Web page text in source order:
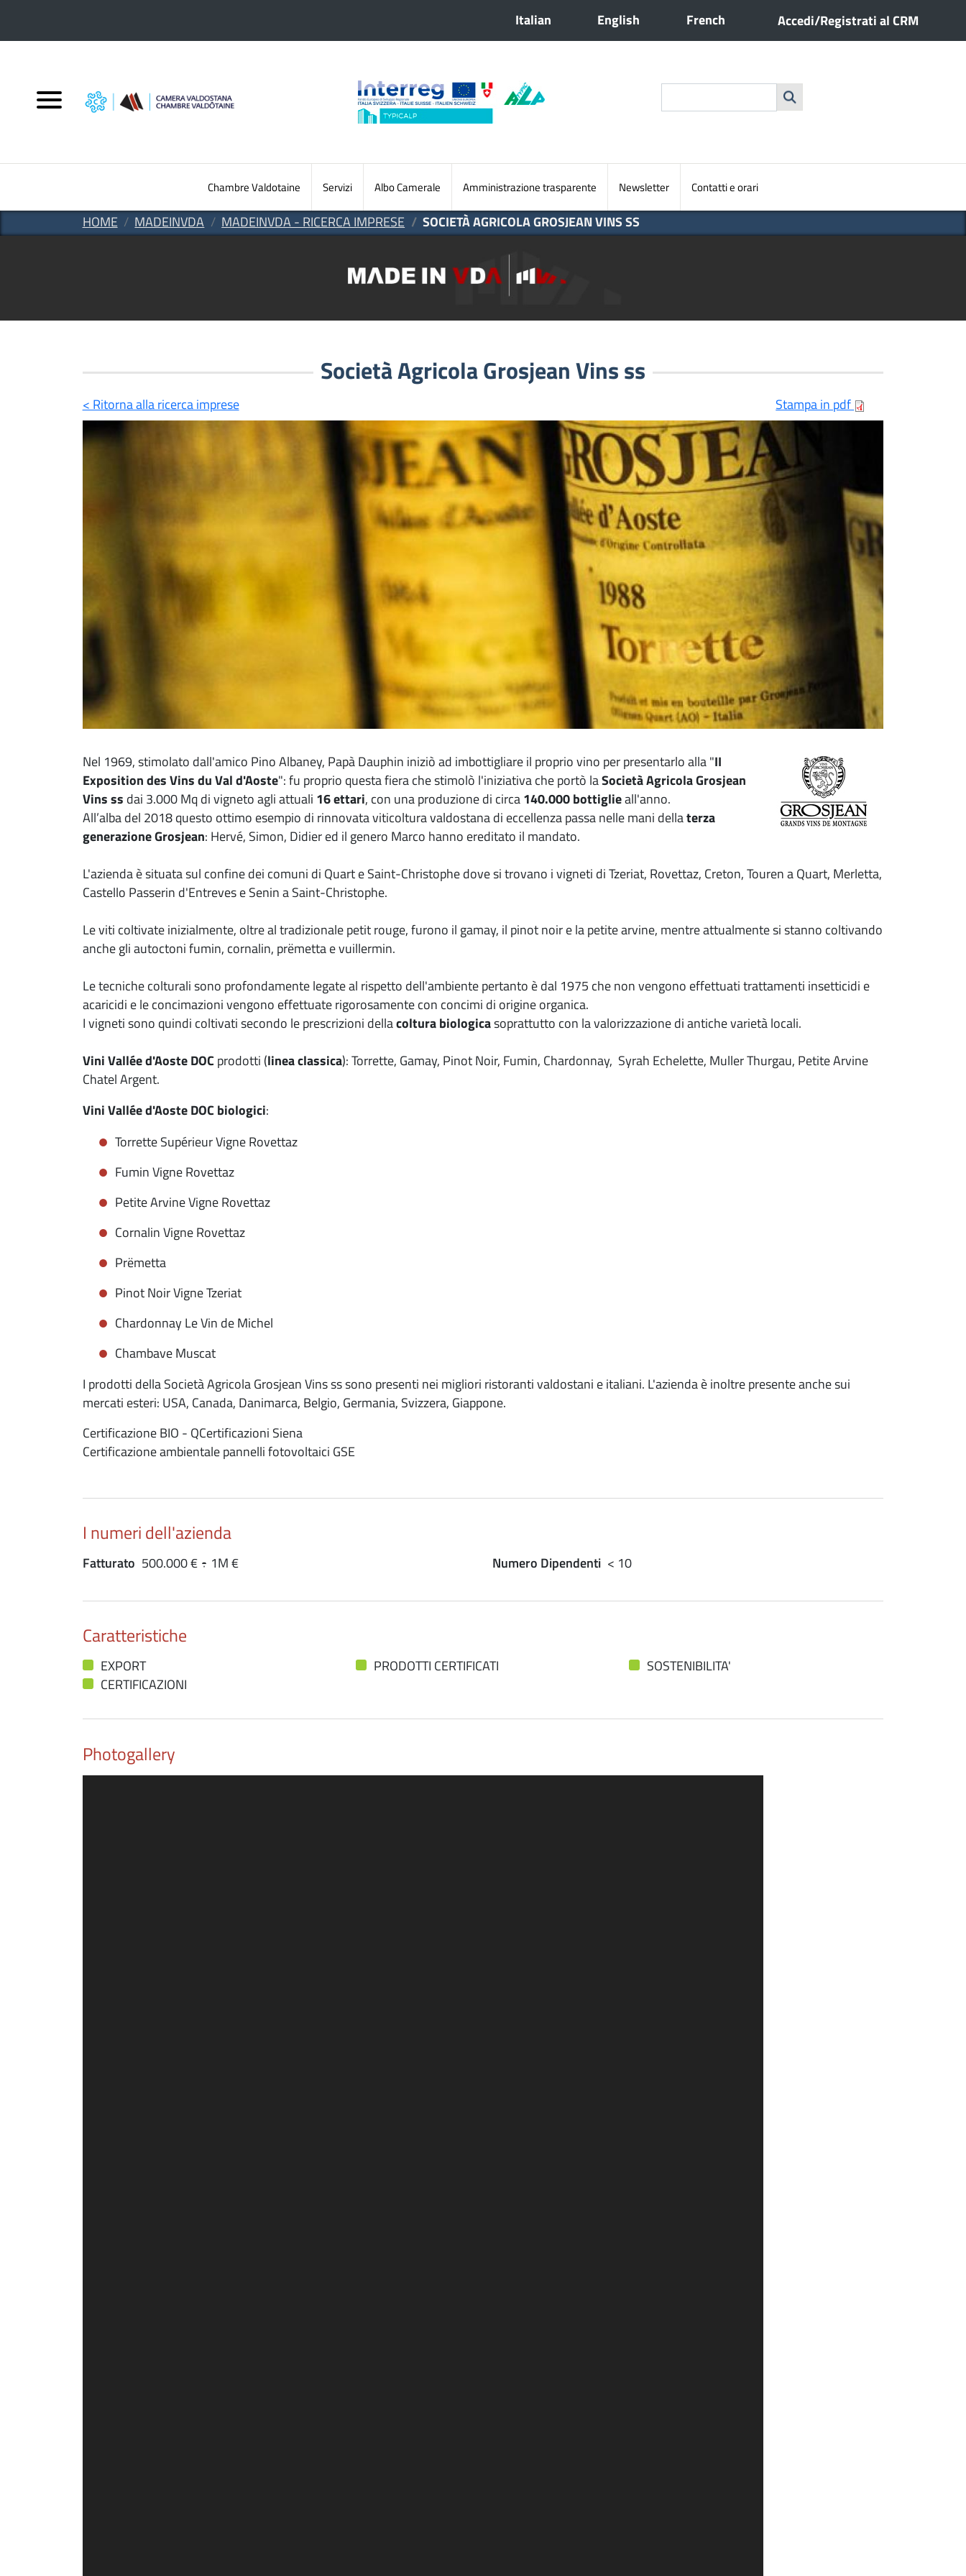
Italian English French Menu profilo utente
Accedi/Registrati al CRM
Cerca
Sezioni principali
Chambre Valdotaine Servizi Albo Camerale Amministrazione trasparente Newsletter Contatti e orari
HOME MADEINVDA MADEINVDA - RICERCA IMPRESE SOCIETÀ AGRICOLA GROSJEAN VINS SS
Società Agricola Grosjean Vins ss
< Ritorna alla ricerca imprese Stampa in pdf
Nel 1969, stimolato dall'amico Pino Albaney, Papà Dauphin iniziò ad imbottigliare il proprio vino per presentarlo alla "II
Exposition des Vins du Val d'Aoste": fu proprio questa fiera che stimolò l'iniziativa che portò laSocietà Agricola Grosjean
Vins ss dai 3.000 Mq di vigneto agli attuali 16 ettari, con una produzione di circa140.000 bottiglieall'anno.
All’alba del 2018 questo ottimo esempio di rinnovata viticoltura valdostana di eccellenza passa nelle mani dellaterza
generazione Grosjean: Hervé, Simon, Didier ed il genero Marco hanno ereditato il mandato.
L'azienda è situata sul confine dei comuni di Quart e Saint-Christophe dove si trovano i vigneti di Tzeriat, Rovettaz, Creton, Touren a Quart, Merletta,
Castello Passerin d'Entreves e Senin a Saint-Christophe.
Le viti coltivate inizialmente, oltre al tradizionale petit rouge, furono il gamay, il pinot noir e la petite arvine, mentre attualmente si stanno coltivando
anche gli autoctoni fumin, cornalin, prëmetta e vuillermin.
Le tecniche colturali sono profondamente legate al rispetto dell'ambiente pertanto è dal 1975 che non vengono effettuati trattamenti insetticidi e
acaricidi e le concimazioni vengono effettuate rigorosamente con concimi di origine organica.
I vigneti sono quindi coltivati secondo le prescrizioni dellacoltura biologicasoprattutto con la valorizzazione di antiche varietà locali.
Vini Vallée d'Aoste DOC prodotti (linea classica): Torrette, Gamay, Pinot Noir, Fumin, Chardonnay, Syrah Echelette, Muller Thurgau, Petite Arvine
Chatel Argent.
ViniVallée d'Aoste DOC biologici:
Torrette Supérieur Vigne Rovettaz
Fumin Vigne Rovettaz
Petite Arvine Vigne Rovettaz
Cornalin Vigne Rovettaz
Prëmetta
Pinot Noir Vigne Tzeriat
Chardonnay Le Vin de Michel
Chambave Muscat
I prodotti della Società Agricola Grosjean Vins ss sono presenti nei migliori ristoranti valdostani e italiani. L'azienda è inoltre presente anche sui
mercati esteri: USA, Canada, Danimarca, Belgio, Germania, Svizzera, Giappone.
Certificazione BIO - QCertificazioni Siena
Certificazione ambientale pannelli fotovoltaici GSE
I numeri dell'azienda
Fatturato 500.000 € ÷ 1M € Numero Dipendenti < 10
Caratteristiche
EXPORT PRODOTTI CERTIFICATI
SOSTENIBILITA'
CERTIFICAZIONI
Photogallery